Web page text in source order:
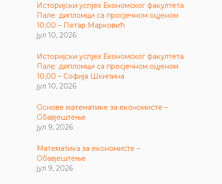
Историјски успјех Економског факултета
Пале: дипломци са просјечном оцјеном
10,00 – Петар Марковић
јул 10, 2026
Историјски успјех Економског факултета
Пале: дипломци са просјечном оцјеном
10,00 – Софија Шкипина
јул 10, 2026
Основе математике за економисте –
Обавјештење
јул 9, 2026
Математика за економисте –
Обавјештење
јул 9, 2026